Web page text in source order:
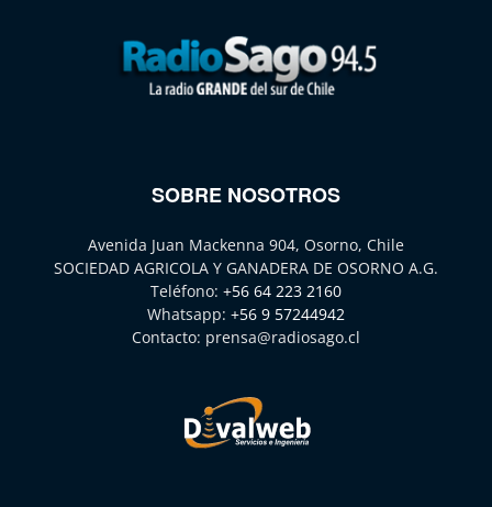
SOBRE NOSOTROS
Avenida Juan Mackenna 904, Osorno, Chile
SOCIEDAD AGRICOLA Y GANADERA DE OSORNO A.G.
Teléfono: +56 64 223 2160
Whatsapp: +56 9 57244942
Contacto: prensa@radiosago.cl